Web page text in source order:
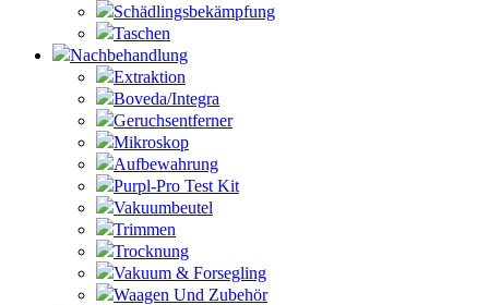
Schädlingsbekämpfung
Taschen
Nachbehandlung
Extraktion
Boveda/Integra
Geruchsentferner
Mikroskop
Aufbewahrung
Purpl-Pro Test Kit
Vakuumbeutel
Trimmen
Trocknung
Vakuum & Forsegling
Waagen Und Zubehör